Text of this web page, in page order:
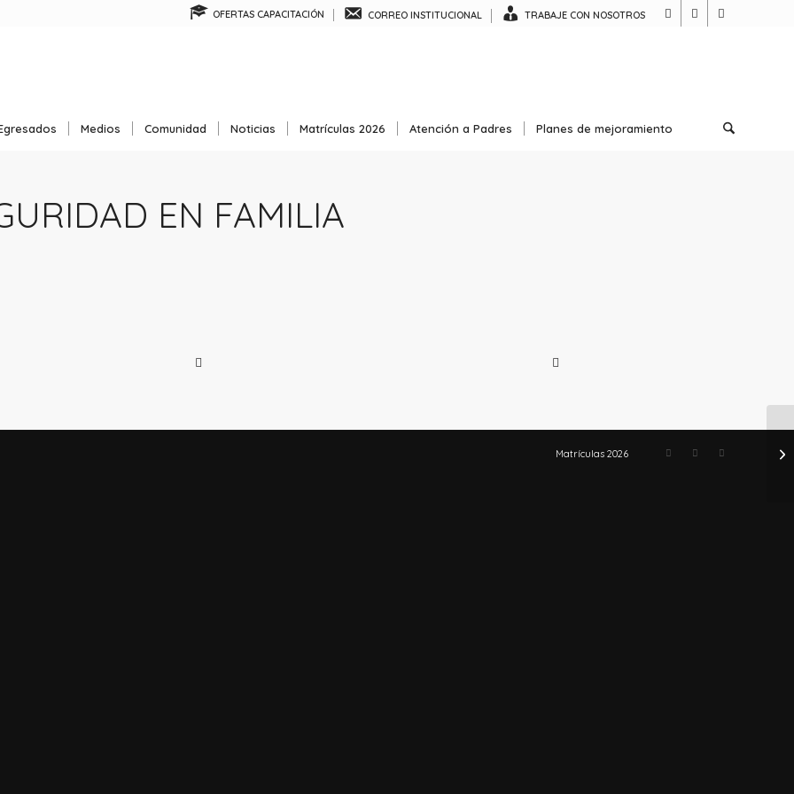
OFERTAS CAPACITACIÓN CORREO INSTITUCIONAL TRABAJE CON NOSOTROS
Medios Comunidad Noticias Matrículas 2026 Atención a Padres Planes de mejoramiento
EN FAMILIA
Matrículas 2026